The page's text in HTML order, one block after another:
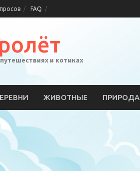
FAQ
и котиках
ЖИВОТНЫЕ ПРИРОДА